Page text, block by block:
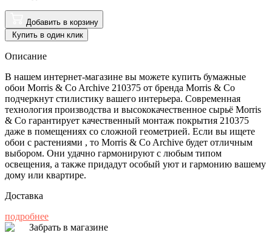
Добавить в корзину
Купить в один клик
Описание
В нашем интернет-магазине вы можете купить бумажные
обои Morris & Co Archive 210375 от бренда Morris & Co
подчеркнут стилистику вашего интерьера. Современная
технология производства и высококачественное сырьё Morris
& Co гарантирует качественный монтаж покрытия 210375
даже в помещениях со сложной геометрией. Если вы ищете
обои с растениями , то Morris & Co Archive будет отличным
выбором. Они удачно гармонируют с любым типом
освещения, а также придадут особый уют и гармонию вашему
дому или квартире.
Доставка
подробнее
Забрать в магазине